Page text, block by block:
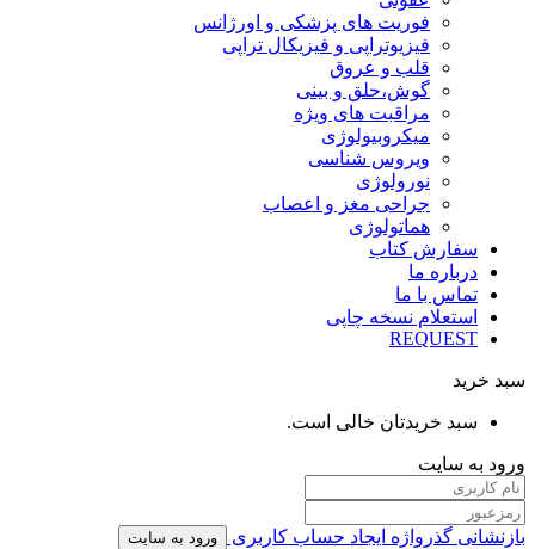
فوریت های پزشکی و اورژانس
فیزیوتراپی و فیزیکال تراپی
قلب و عروق
گوش،حلق و بینی
مراقبت های ویژه
میکروبیولوژی
ویروس شناسی
نورولوژی
جراحی مغز و اعصاب
هماتولوژی
سفارش کتاب
درباره ما
تماس با ما
استعلام نسخه چاپی
REQUEST
سبد خرید
سبد خریدتان خالی است.
ورود به سایت
بازنشانی گذرواژه ایجاد حساب کاربری ورود به سایت